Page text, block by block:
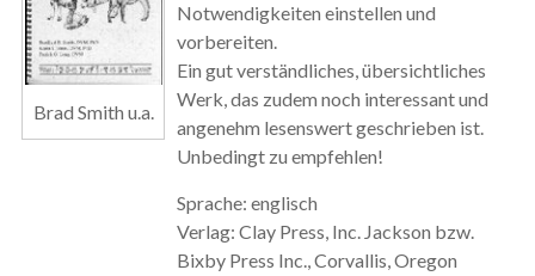
Brad Smith u.a.
Notwendigkeiten einstellen und
vorbereiten.
Ein gut verständliches, übersichtliches
Werk, das zudem noch interessant und
angenehm lesenswert geschrieben ist.
Unbedingt zu empfehlen!
Sprache: englisch
Verlag: Clay Press, Inc. Jackson bzw.
Bixby Press Inc., Corvallis, Oregon